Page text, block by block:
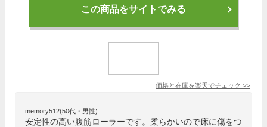
この商品をサイトでみる
価格と在庫を楽天でチェック >>
memory512(50代・男性)
安定性の高い腹筋ローラーです。柔らかいので床に傷をつ